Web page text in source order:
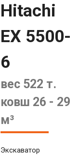
Hitachi
EX 5500-
6
вес 522 т.
ковш 26 - 29
м³
Экскаватор